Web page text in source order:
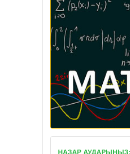
НАЗАР АУДАРЫҢЫЗ: